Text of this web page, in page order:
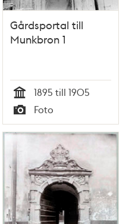
Gårdsportal till
Munkbron 1
Tid
1895 till 1905
Typ
Foto